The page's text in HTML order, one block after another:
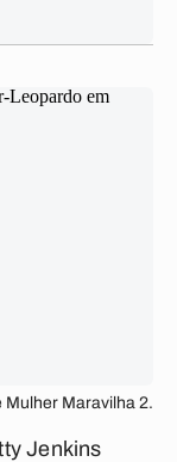
Mulher Maravilha 2.
Jenkins